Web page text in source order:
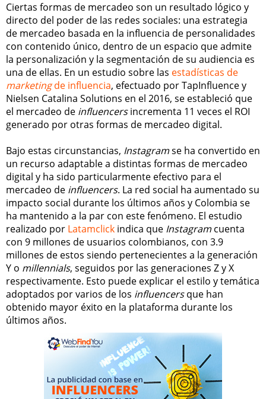
Ciertas formas de mercadeo son un resultado lógico y
directo del poder de las redes sociales: una estrategia
de mercadeo basada en la influencia de personalidades
con contenido único, dentro de un espacio que admite
la personalización y la segmentación de su audiencia es
una de ellas. En un estudio sobre las estadísticas de
marketingde influencia, efectuado por TapInfluence y
Nielsen Catalina Solutions en el 2016, se estableció que
el mercadeo de influencersincrementa 11 veces el ROI
generado por otras formas de mercadeo digital.
Bajo estas circunstancias, Instagramse ha convertido en
un recurso adaptable a distintas formas de mercadeo
digital y ha sido particularmente efectivo para el
mercadeo de influencers. La red social ha aumentado su
impacto social durante los últimos años y Colombia se
ha mantenido a la par con este fenómeno. El estudio
realizado por Latamclick indica que Instagramcuenta
con 9 millones de usuarios colombianos, con 3.9
millones de estos siendo pertenecientes a la generación
Y o millennials, seguidos por las generaciones Z y X
respectivamente. Esto puede explicar el estilo y temática
adoptados por varios de los influencersque han
obtenido mayor éxito en la plataforma durante los
últimos años.